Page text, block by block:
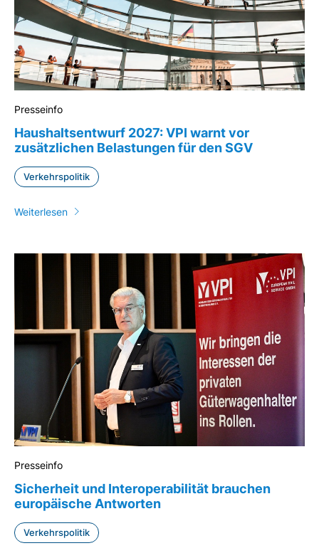
Presseinfo
Haushaltsentwurf 2027: VPI warnt vor
zusätzlichen Belastungen für den SGV
Verkehrspolitik
Weiterlesen
Presseinfo
Sicherheit und Interoperabilität brauchen
europäische Antworten
Verkehrspolitik